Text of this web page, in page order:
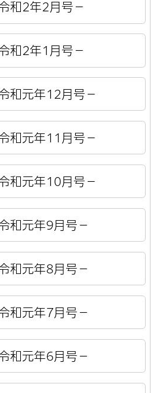
和2年2月号－
和2年1月号－
和元年12月号－
和元年11月号－
和元年10月号－
和元年9月号－
和元年8月号－
和元年7月号－
和元年6月号－